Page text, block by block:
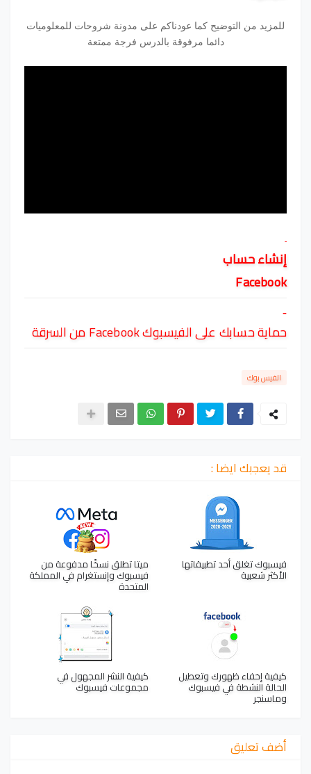
للمزيد من التوضيح كما عودناكم على مدونة شروحات للمعلوميات
دائما مرفوقة بالدرس فرجة ممتعة
-
إنشاء حساب
Facebook
-
حماية حسابك على الفيسبوك Facebook من السرقة
الفيس بوك
قد يعجبك ايضا :
فيسبوك تغلق أحد تطبيقاتها
الأكثر شعبية
ميتا تطلق نسخًا مدفوعة من
فيسبوك وإنستغرام في المملكة
المتحدة
كيفية إخفاء ظهورك وتعطيل
الحالة النشطة في فيسبوك
وماسنجر
كيفية النشر المجهول في
مجموعات فيسبوك
أضف تعليق